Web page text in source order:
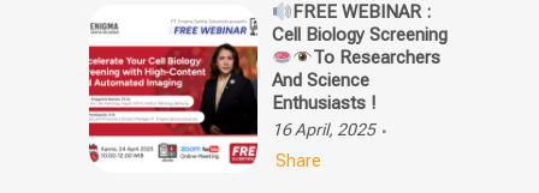
FREE WEBINAR :
Cell Biology Screening
To Researchers
And Science
Enthusiasts !
16 April, 2025
Share